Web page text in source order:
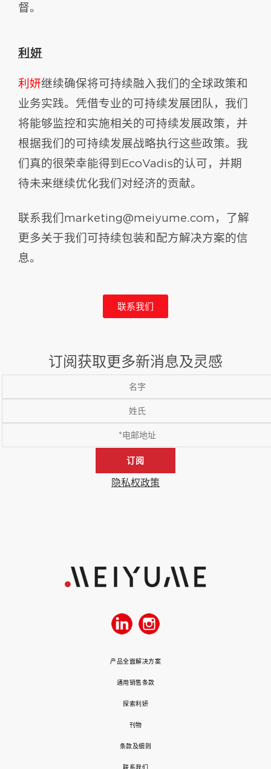
督。
利妍
利妍继续确保将可持续融入我们的全球政策和
业务实践。凭借专业的可持续发展团队，我们
将能够监控和实施相关的可持续发展政策，并
根据我们的可持续发展战略执行这些政策。我
们真的很荣幸能得到EcoVadis的认可，并期
待未来继续优化我们对经济的贡献。
联系我们marketing@meiyume.com，了解
更多关于我们可持续包装和配方解决方案的信
息。
联系我们
订阅获取更多新消息及灵感
订阅
隐私权政策
产品全面解决方案
通用销售条款
探索利妍
刊物
条款及细则
联系我们